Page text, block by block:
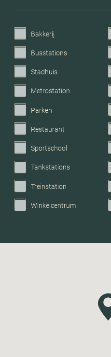
Garage
Bakkerij
Busstations
Stadhuis
Metrostation
Parken
Restaurant
Sportschool
Tankstations
Treinstation
Winkelcentrum